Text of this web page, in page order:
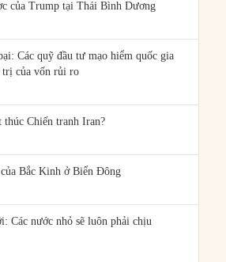
của Trump tại Thái Bình Dương
Các quỹ đầu tư mạo hiểm quốc gia
trị của vốn rủi ro
thúc Chiến tranh Iran?
Bắc Kinh ở Biển Đông
Các nước nhỏ sẽ luôn phải chịu